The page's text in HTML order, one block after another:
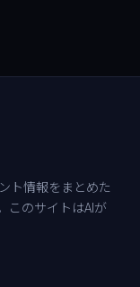
ト情報をまとめた
このサイトはAIが